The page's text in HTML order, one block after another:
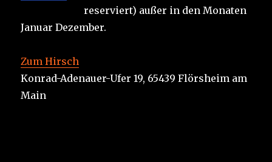
reserviert) außer in den Monaten
Januar Dezember.
Zum Hirsch
Konrad-Adenauer-Ufer 19, 65439 Flörsheim am
Main